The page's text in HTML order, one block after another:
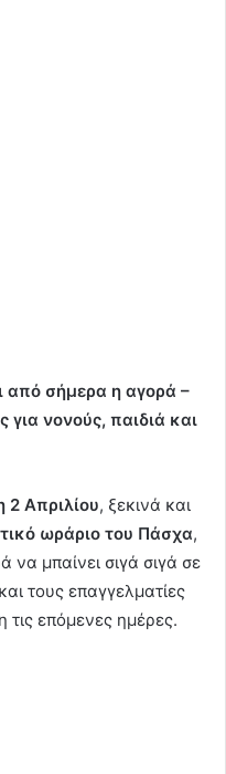
από σήμερα η αγορά –
για νονούς, παιδιά και
2 Απριλίου, ξεκινά και
ωράριο του Πάσχα,
να μπαίνει σιγά σιγά σε
τους επαγγελματίες
επόμενες ημέρες.